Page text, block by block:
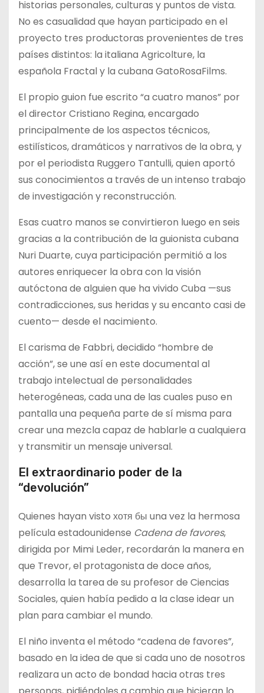
historias personales, culturas y puntos de vista.
No es casualidad que hayan participado en el
proyecto tres productoras provenientes de tres
países distintos: la italiana Agricolture, la
española Fractal y la cubana GatoRosaFilms.
El propio guion fue escrito “a cuatro manos” por
el director Cristiano Regina, encargado
principalmente de los aspectos técnicos,
estilísticos, dramáticos y narrativos de la obra, y
por el periodista Ruggero Tantulli, quien aportó
sus conocimientos a través de un intenso trabajo
de investigación y reconstrucción.
Esas cuatro manos se convirtieron luego en seis
gracias a la contribución de la guionista cubana
Nuri Duarte, cuya participación permitió a los
autores enriquecer la obra con la visión
autóctona de alguien que ha vivido Cuba —sus
contradicciones, sus heridas y su encanto casi de
cuento— desde el nacimiento.
El carisma de Fabbri, decidido “hombre de
acción”, se une así en este documental al
trabajo intelectual de personalidades
heterogéneas, cada una de las cuales puso en
pantalla una pequeña parte de sí misma para
crear una mezcla capaz de hablarle a cualquiera
y transmitir un mensaje universal.
El extraordinario poder de la
“devolución”
Quienes hayan visto хотя бы una vez la hermosa
película estadounidense Cadena de favores,
dirigida por Mimi Leder, recordarán la manera en
que Trevor, el protagonista de doce años,
desarrolla la tarea de su profesor de Ciencias
Sociales, quien había pedido a la clase idear un
plan para cambiar el mundo.
El niño inventa el método “cadena de favores”,
basado en la idea de que si cada uno de nosotros
realizara un acto de bondad hacia otras tres